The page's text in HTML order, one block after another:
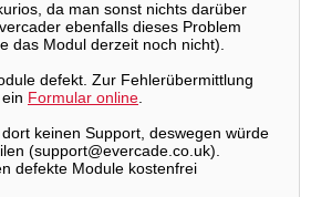
da man sonst nichts darüber
ebenfalls dieses Problem
das Modul derzeit noch nicht).
defekt. Zur Fehlerübermittlung
Formular online.
keinen Support, deswegen würde
(support@evercade.co.uk).
defekte Module kostenfrei